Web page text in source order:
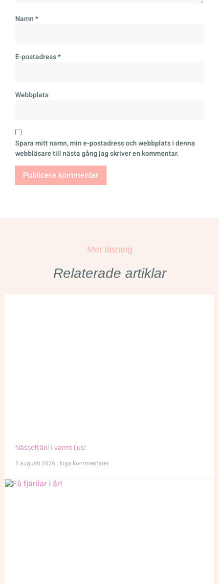
Namn*
E-postadress*
Webbplats
Spara mitt namn, min e-postadress och webbplats i denna
webbläsare till nästa gång jag skriver en kommentar.
Mer läsning
Relaterade artiklar
Nässelfjäril i varmt ljus!
5 augusti 2026 Inga kommentarer